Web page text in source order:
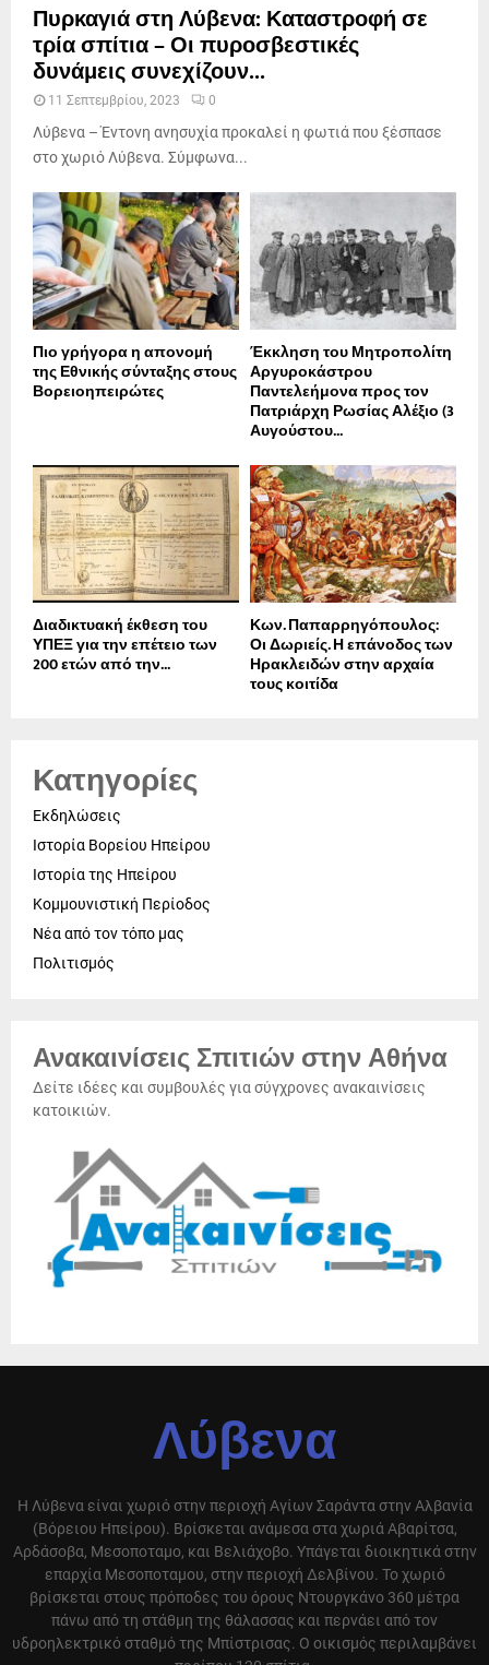
Πυρκαγιά στη Λύβενα: Καταστροφή σε
τρία σπίτια – Οι πυροσβεστικές
δυνάμεις συνεχίζουν...
11 Σεπτεμβρίου, 2023 0
Λύβενα – Έντονη ανησυχία προκαλεί η φωτιά που ξέσπασε
στο χωριό Λύβενα. Σύμφωνα...
Πιο γρήγορα η απονοµή
της Εθνικής σύνταξης στους
Βορειοηπειρώτες
Έκκληση του Μητροπολίτη
Αργυροκάστρου
Παντελεήμονα προς τον
Πατριάρχη Ρωσίας Αλέξιο (3
Αυγούστου...
Διαδικτυακή έκθεση του
ΥΠΕΞ για την επέτειο των
200 ετών από την...
Κων. Παπαρρηγόπουλος:
Οι Δωριείς. Η επάνοδος των
Ηρακλειδών στην αρχαία
τους κοιτίδα
Κατηγορίες
Εκδηλώσεις
Ιστορία Βορείου Ηπείρου
Ιστορία της Ηπείρου
Κομμουνιστική Περίοδος
Νέα από τον τόπο μας
Πολιτισμός
Ανακαινίσεις Σπιτιών στην Αθήνα
Δείτε ιδέες και συμβουλές για σύγχρονες ανακαινίσεις
κατοικιών.
Λύβενα
Η Λύβενα είναι χωριό στην περιοχή Αγίων Σαράντα στην Αλβανία
(Βόρειου Ηπείρου). Βρίσκεται ανάμεσα στα χωριά Αβαρίτσα,
Αρδάσοβα, Μεσοποταμο, και Βελιάχοβο. Υπάγεται διοικητικά στην
επαρχία Μεσοποταμου, στην περιοχή Δελβίνου. Το χωριό
βρίσκεται στους πρόποδες του όρους Ντουργκάνο 360 μέτρα
πάνω από τη στάθμη της θάλασσας και περνάει από τον
υδροηλεκτρικό σταθμό της Μπίστρισας. Ο οικισμός περιλαμβάνει